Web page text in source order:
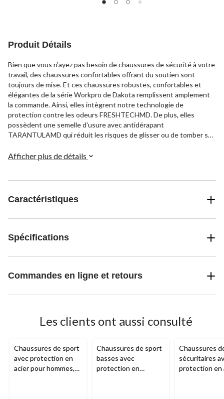
Produit Détails
Bien que vous n'ayez pas besoin de chaussures de sécurité à votre
travail, des chaussures confortables offrant du soutien sont
toujours de mise. Et ces chaussures robustes, confortables et
élégantes de la série Workpro de Dakota remplissent amplement
la commande. Ainsi, elles intègrent notre technologie de
protection contre les odeurs FRESHTECHMD. De plus, elles
possèdent une semelle d'usure avec antidérapant
TARANTULAMD qui réduit les risques de glisser ou de tomber sur
Afficher plus de détails
Caractéristiques
Spécifications
Commandes en ligne et retours
Les clients ont aussi consulté
Chaussures de sport
avec protection en
acier pour hommes,
Chaussures de sport
basses avec
protection en
Chaussures
sécuritaires
protection en